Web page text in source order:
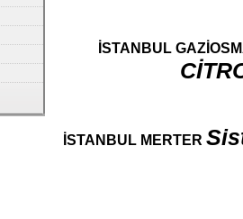
İSTANBUL
İSTANBUL MERTER